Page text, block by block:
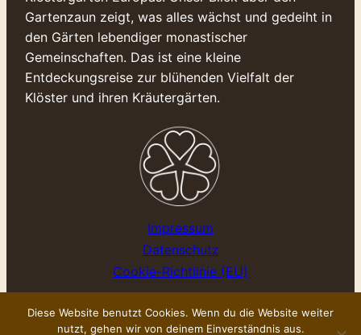
Gartenzaun zeigt, was alles wächst und gedeiht in
den Gärten lebendiger monastischer
Gemeinschaften. Das ist eine kleine
Entdeckungsreise zur blühenden Vielfalt der
Klöster und ihren Kräutergärten.
Impressum
Datenschutz
Cookie-Richtlinie (EU)
©Kloster-Kräuter 2025 powered byWiesenwohl.de
Diese Website benutzt Cookies. Wenn du die Website weiter
nutzt, gehen wir von deinem Einverständnis aus.